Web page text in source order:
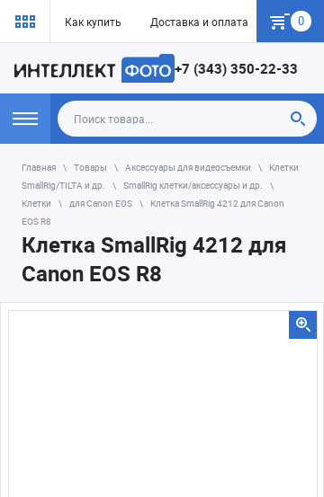
Как купить Доставка и оплата Гарантия
0
+7 (343) 350-22-33
Главная Товары Аксессуары для видеосъемки
Клетки
SmallRig/TILTA и др.
SmallRig клетки/аксессуары и др.
Клетки
для Canon EOS
Клетка SmallRig 4212 для Canon
EOS R8
Клетка SmallRig 4212 для
Canon EOS R8